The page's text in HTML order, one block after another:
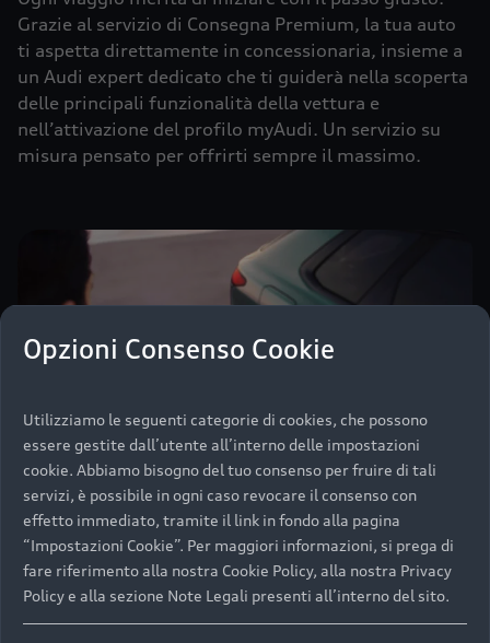
Opzioni Consenso Cookie
Utilizziamo le seguenti categorie di cookies, che possono
essere gestite dall’utente all’interno delle impostazioni
cookie. Abbiamo bisogno del tuo consenso per fruire di tali
servizi, è possibile in ogni caso revocare il consenso con
effetto immediato, tramite il link in fondo alla pagina
“Impostazioni Cookie”. Per maggiori informazioni, si prega di
fare riferimento alla nostra Cookie Policy, alla nostra Privacy
Policy e alla sezione Note Legali presenti all’interno del sito.
Grazie al servizio di Consegna Premium, la tua auto
ti aspetta direttamente in concessionaria, insieme a
un Audi expert dedicato che ti guiderà nella scoperta
delle principali funzionalità della vettura e
nell’attivazione del profilo myAudi. Un servizio su
misura pensato per offrirti sempre il massimo.
App myAudi: l’accesso
digitale alla tua Audi.